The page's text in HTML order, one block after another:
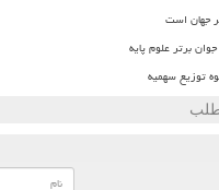
برتر علوم پایه